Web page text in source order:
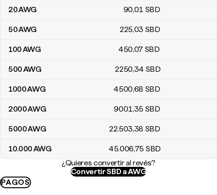
20AWG 90,01 SBD
50AWG 225,03 SBD
100AWG 450,07 SBD
500AWG 2250,34 SBD
1000AWG 4500,68 SBD
2000AWG 9001,35 SBD
5000AWG 22.503,38 SBD
10.000AWG 45.006,75 SBD
¿Quieres convertir al revés?
Convertir SBD a AWG
PAGOS